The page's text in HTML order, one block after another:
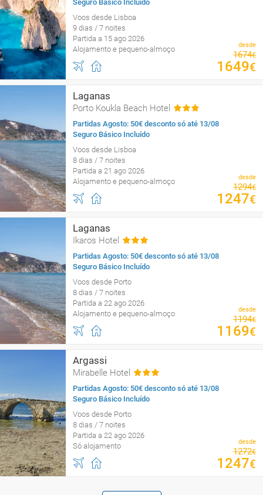
Seguro Básico Incluído
Voos desde Lisboa
9 dias / 7 noites
Partida a 15 ago 2026
Alojamento e pequeno-almoço
desde
1674€
1649€
Laganas
Porto Koukla Beach Hotel
Partidas Agosto: 50€ desconto só até 13/08
Seguro Básico Incluído
Voos desde Lisboa
8 dias / 7 noites
Partida a 21 ago 2026
Alojamento e pequeno-almoço
desde
1294€
1247€
Laganas
Ikaros Hotel
Partidas Agosto: 50€ desconto só até 13/08
Seguro Básico Incluído
Voos desde Porto
8 dias / 7 noites
Partida a 22 ago 2026
Alojamento e pequeno-almoço
desde
1194€
1169€
Argassi
Mirabelle Hotel
Partidas Agosto: 50€ desconto só até 13/08
Seguro Básico Incluído
Voos desde Porto
8 dias / 7 noites
Partida a 22 ago 2026
Só alojamento
desde
1272€
1247€